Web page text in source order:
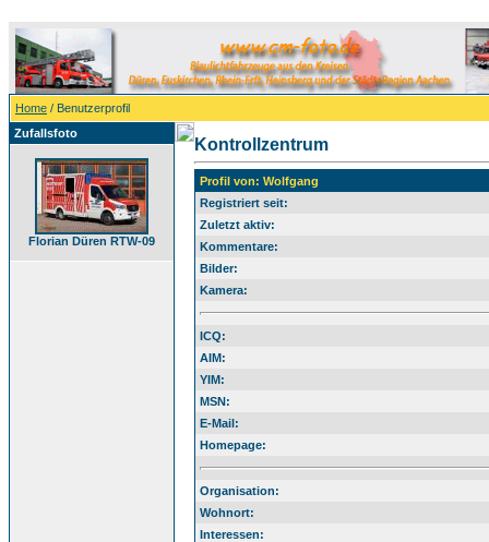
Home / Benutzerprofil
Zufallsfoto
Florian Düren RTW-09
Kontrollzentrum
Profil von: Wolfgang
Registriert seit:
Zuletzt aktiv:
Kommentare:
Bilder:
Kamera:
ICQ:
AIM:
YIM:
MSN:
E-Mail:
Homepage:
Organisation:
Wohnort:
Interessen: